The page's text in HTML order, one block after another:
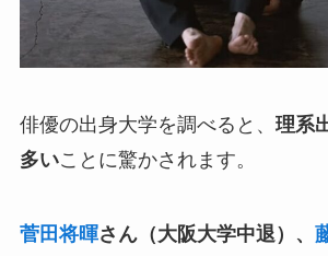
俳優の出身大学を調べると、 理系
多いことに驚かされます。
菅田将暉さん（大阪大学中退）、